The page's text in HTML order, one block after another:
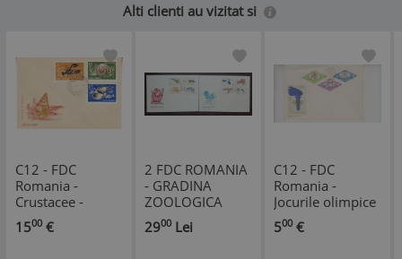
Alti clienti au vizitat si
C12 - FDC
Romania -
Crustacee -
LP639 - 1966
1500 €
2 FDC ROMANIA
- GRADINA
ZOOLOGICA
BUCURESTI -
01.10.1964-
2900 Lei
C12 - FDC
Romania -
Jocurile olimpice
de la Tokio -
LP589 - 1964
500 €